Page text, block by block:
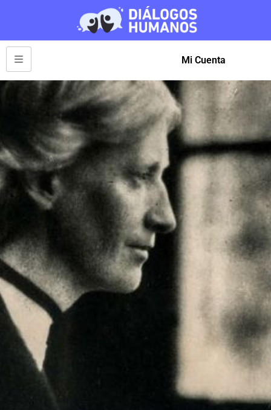
Mi Cuenta